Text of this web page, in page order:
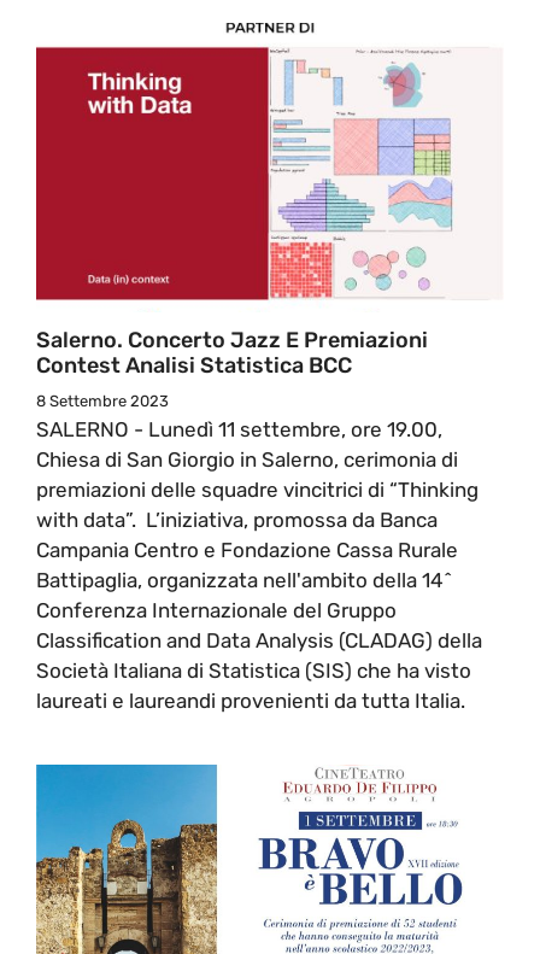
Salerno. Concerto Jazz E Premiazioni
Contest Analisi Statistica BCC
8 Settembre 2023
SALERNO - Lunedì 11 settembre, ore 19.00,
Chiesa di San Giorgio in Salerno, cerimonia di
premiazioni delle squadre vincitrici di “Thinking
with data”. L’iniziativa, promossa da Banca
Campania Centro e Fondazione Cassa Rurale
Battipaglia, organizzata nell'ambito della 14^
Conferenza Internazionale del Gruppo
Classification and Data Analysis (CLADAG) della
Società Italiana di Statistica (SIS) che ha visto
laureati e laureandi provenienti da tutta Italia.